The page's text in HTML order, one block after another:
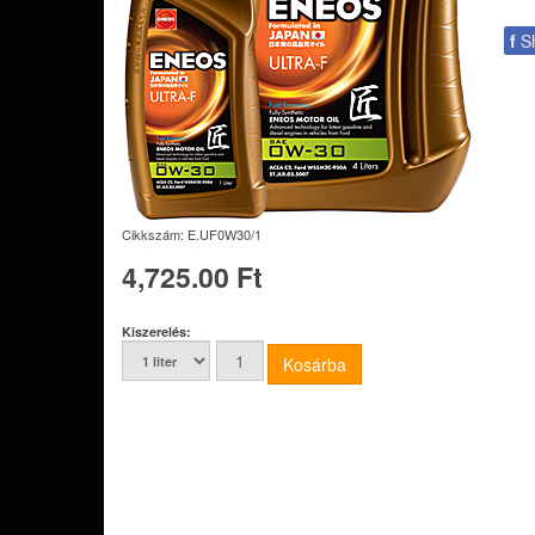
f
Cikkszám: E.UF0W30/1
4,725.00 Ft
Kiszerelés: